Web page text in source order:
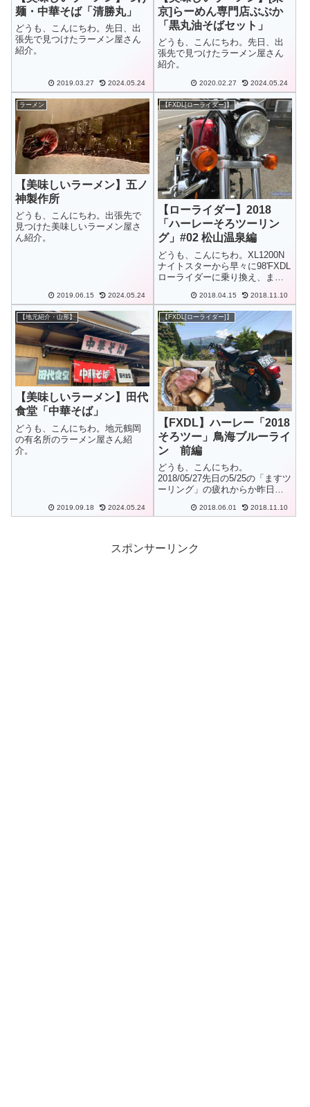
麺・中華そば「清勝丸」
どうも、こんにちわ。先日、出
張先で見つけたラーメン屋さん
紹介。
2019.03.27 2024.05.24
京]らーめん専門店ぶぶか
「黒丸油そばセット」
どうも、こんにちわ。先日、出
張先で見つけたラーメン屋さん
紹介。
2020.02.27 2024.05.24
ラーメン
【美味しいラーメン】五ノ
神製作所
どうも、こんにちわ。出張先で
見つけた美味しいラーメン屋さ
ん紹介。
2019.06.15 2024.05.24
【FXDL[ローライダー]】
【ローライダー】2018
「ハーレーそろツーリン
グ」#02 松山温泉編
どうも、こんにちわ。XL1200N
ナイトスターから早々に98'FXDL
ローライダーに乗り換え、まだ
って早速、「ラーメンと温泉」
のちょいツーリングに出かけて
きました。
2018.04.15 2018.11.10
【地元紹介・山形】
【美味しいラーメン】田代
食堂「中華そば」
どうも、こんにちわ。地元鶴岡
の有名所のラーメン屋さん紹
介。
2019.09.18 2024.05.24
【FXDL[ローライダー]】
【FXDL】ハーレー「2018
そろツー」鳥海ブルーライ
ン 前編
どうも、こんにちわ。
2018/05/27先日の5/25の「ますツ
ーリング」の疲れからか昨日は
良かったのにグダグダした1日で
なぁ」と思ってましたが、「ま
すツー...
2018.06.01 2018.11.10
スポンサーリンク